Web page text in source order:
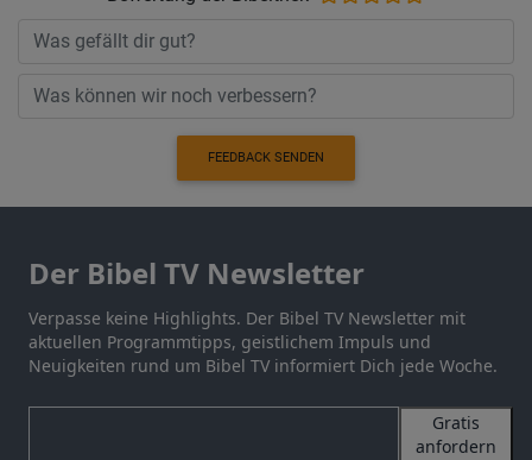
FEEDBACK SENDEN
Der Bibel TV Newsletter
Verpasse keine Highlights. Der Bibel TV Newsletter mit
aktuellen Programmtipps, geistlichem Impuls und
Neuigkeiten rund um Bibel TV informiert Dich jede Woche.
Gratis
anfordern